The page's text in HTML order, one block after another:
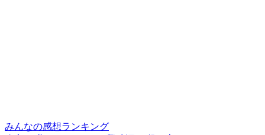
みんなの感想ランキング